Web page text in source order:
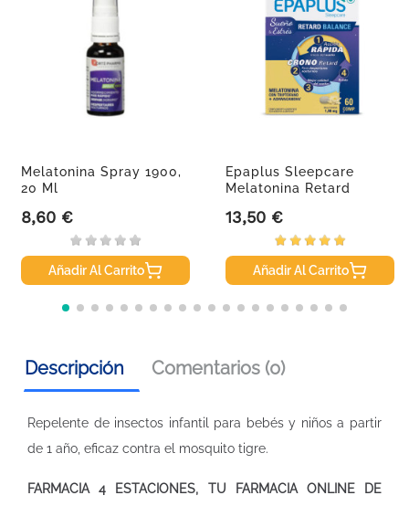
Melatonina Spray 1900,
20 Ml
Precio
8,60 €
Añadir Al Carrito
Epaplus Sleepcare
Melatonina Retard
Precio
13,50 €
Añadir Al Carrito
Descripción Comentarios (0)
Repelente de insectos infantil para bebés y niños a partir
de 1 año, eficaz contra el mosquito tigre.
FARMACIA 4 ESTACIONES, TU FARMACIA ONLINE DE